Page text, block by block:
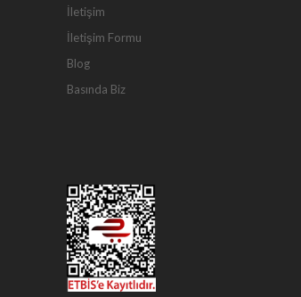
İletişim
İletişim Formu
Blog
Basında Biz